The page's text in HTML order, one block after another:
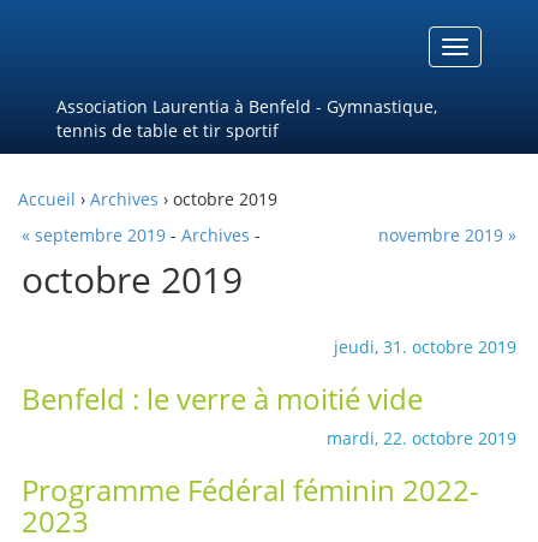
Menu
Association Laurentia à Benfeld - Gymnastique,
tennis de table et tir sportif
Accueil › Archives › octobre 2019
« septembre 2019- Archives - novembre 2019 »
octobre 2019
jeudi, 31. octobre 2019
Benfeld : le verre à moitié vide
mardi, 22. octobre 2019
Programme Fédéral féminin 2022-
2023